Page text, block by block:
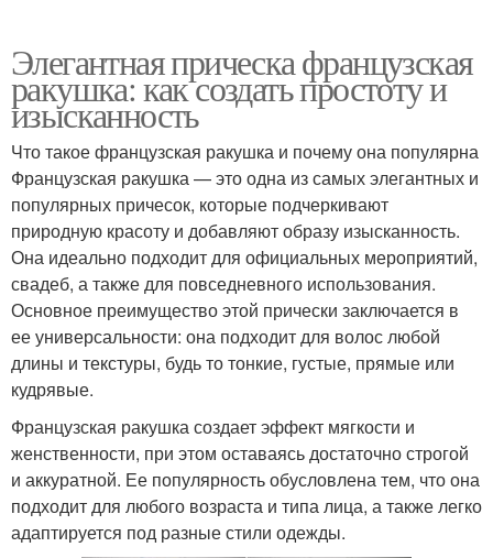
Элегантная прическа французская
ракушка: как создать простоту и
изысканность
Что такое французская ракушка и почему она популярна
Французская ракушка — это одна из самых элегантных и
популярных причесок, которые подчеркивают
природную красоту и добавляют образу изысканность.
Она идеально подходит для официальных мероприятий,
свадеб, а также для повседневного использования.
Основное преимущество этой прически заключается в
ее универсальности: она подходит для волос любой
длины и текстуры, будь то тонкие, густые, прямые или
кудрявые.
Французская ракушка создает эффект мягкости и
женственности, при этом оставаясь достаточно строгой
и аккуратной. Ее популярность обусловлена тем, что она
подходит для любого возраста и типа лица, а также легко
адаптируется под разные стили одежды.